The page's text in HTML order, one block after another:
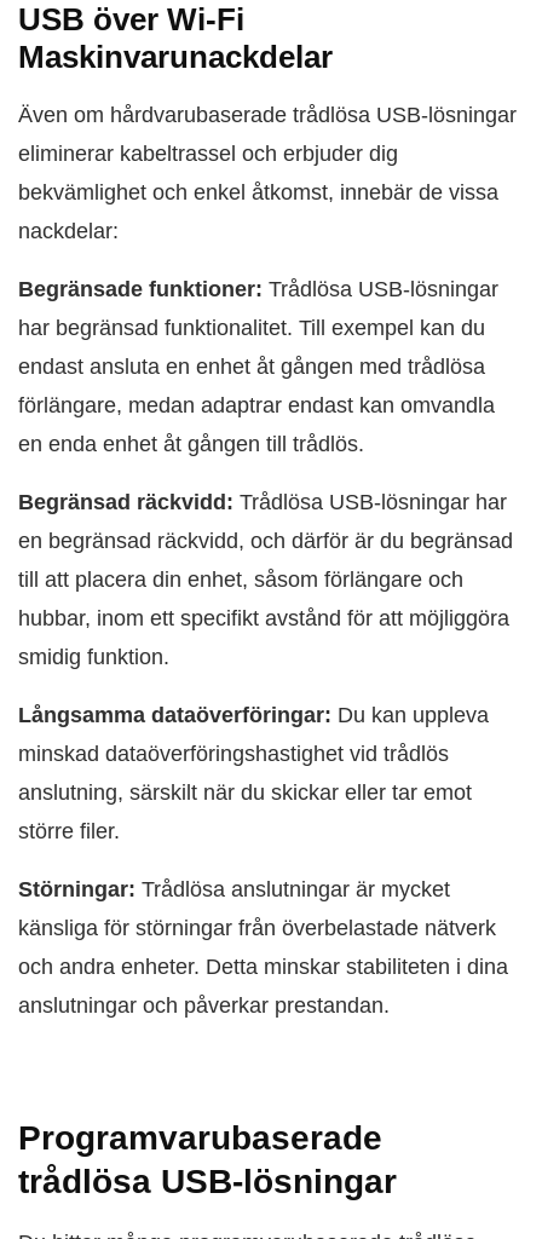
USB över Wi‑Fi
Maskinvarunackdelar
Även om hårdvarubaserade trådlösa USB-lösningar
eliminerar kabeltrassel och erbjuder dig
bekvämlighet och enkel åtkomst, innebär de vissa
nackdelar:
Begränsade funktioner: Trådlösa USB-lösningar
har begränsad funktionalitet. Till exempel kan du
endast ansluta en enhet åt gången med trådlösa
förlängare, medan adaptrar endast kan omvandla
en enda enhet åt gången till trådlös.
Begränsad räckvidd: Trådlösa USB-lösningar har
en begränsad räckvidd, och därför är du begränsad
till att placera din enhet, såsom förlängare och
hubbar, inom ett specifikt avstånd för att möjliggöra
smidig funktion.
Långsamma dataöverföringar: Du kan uppleva
minskad dataöverföringshastighet vid trådlös
anslutning, särskilt när du skickar eller tar emot
större filer.
Störningar: Trådlösa anslutningar är mycket
känsliga för störningar från överbelastade nätverk
och andra enheter. Detta minskar stabiliteten i dina
anslutningar och påverkar prestandan.
Programvarubaserade
trådlösa USB-lösningar